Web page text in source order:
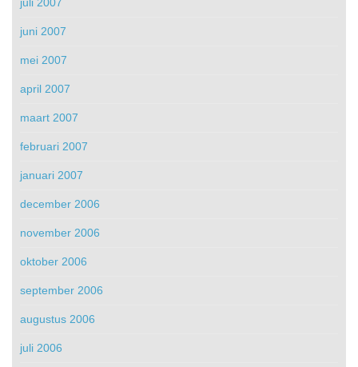
juni 2007
mei 2007
april 2007
maart 2007
februari 2007
januari 2007
december 2006
november 2006
oktober 2006
september 2006
augustus 2006
juli 2006